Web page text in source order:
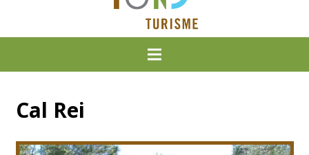
Cal Rei